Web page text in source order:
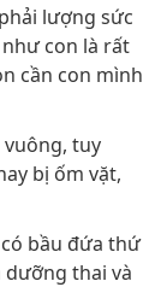
lượng sức
con là rất
cần con mình
tuy
bị ốm vặt,
bầu đứa thứ
dưỡng thai và